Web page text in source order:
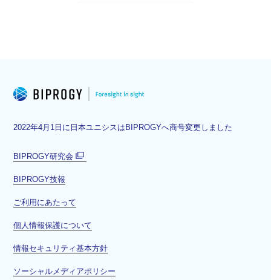
2022年4月1日に日本ユニシスはBIPROGYへ商号変更しました
BIPROGY研究会
ド
で
く
BIPROGY技報
ご利用にあたって
個人情報保護について
情報セキュリティ基本方針
ソーシャルメディアポリシー